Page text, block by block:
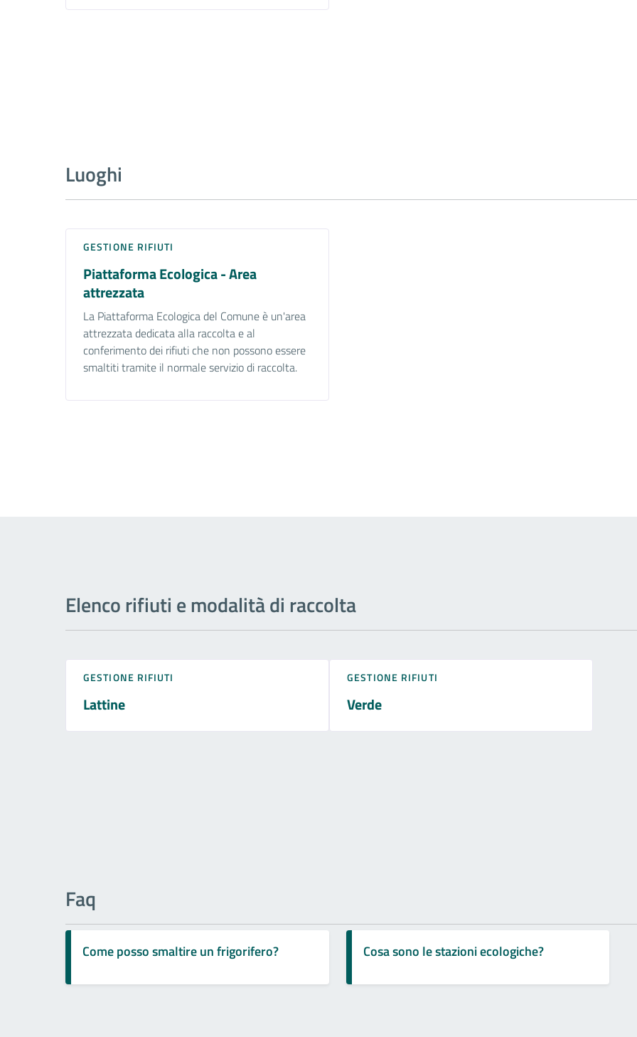
Luoghi
GESTIONE RIFIUTI
Piattaforma Ecologica - Area
attrezzata
La Piattaforma Ecologica del Comune è un'area
attrezzata dedicata alla raccolta e al
conferimento dei rifiuti che non possono essere
smaltiti tramite il normale servizio di raccolta.
Elenco rifiuti e modalità di raccolta
GESTIONE RIFIUTI
Lattine
GESTIONE RIFIUTI
Verde
Faq
Come posso smaltire un frigorifero? Cosa sono le stazioni ecologiche?